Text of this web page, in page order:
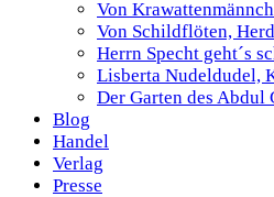
Von
Von Schildflöten,
Herrn Specht geht´s
Lisberta Nudeldudel,
Der Garten des Abdul
Blog
Handel
Verlag
Presse